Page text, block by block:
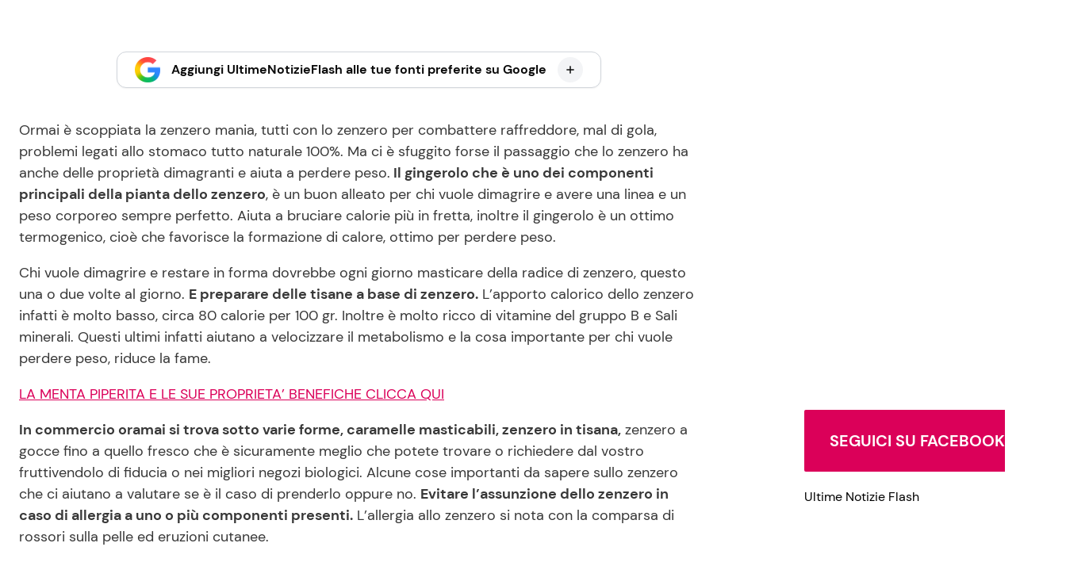
Aggiungi UltimeNotizieFlash alle tue fonti preferite su Google
Ormai è scoppiata la zenzero mania, tutti con lo zenzero per combattere raffreddore, mal di gola,
problemi legati allo stomaco tutto naturale 100%. Ma ci è sfuggito forse il passaggio che lo zenzero ha
anche delle proprietà dimagranti e aiuta a perdere peso. Il gingerolo che è uno dei componenti
principali della pianta dello zenzero, è un buon alleato per chi vuole dimagrire e avere una linea e un
peso corporeo sempre perfetto. Aiuta a bruciare calorie più in fretta, inoltre il gingerolo è un ottimo
termogenico, cioè che favorisce la formazione di calore, ottimo per perdere peso.
Chi vuole dimagrire e restare in forma dovrebbe ogni giorno masticare della radice di zenzero, questo
una o due volte al giorno. E preparare delle tisane a base di zenzero. L’apporto calorico dello zenzero
infatti è molto basso, circa 80 calorie per 100 gr. Inoltre è molto ricco di vitamine del gruppo B e Sali
minerali. Questi ultimi infatti aiutano a velocizzare il metabolismo e la cosa importante per chi vuole
perdere peso, riduce la fame.
LA MENTA PIPERITA E LE SUE PROPRIETA’ BENEFICHE CLICCA QUI
In commercio oramai si trova sotto varie forme, caramelle masticabili, zenzero in tisana, zenzero a
gocce fino a quello fresco che è sicuramente meglio che potete trovare o richiedere dal vostro
fruttivendolo di fiducia o nei migliori negozi biologici. Alcune cose importanti da sapere sullo zenzero
che ci aiutano a valutare se è il caso di prenderlo oppure no. Evitare l’assunzione dello zenzero in
caso di allergia a uno o più componenti presenti. L’allergia allo zenzero si nota con la comparsa di
rossori sulla pelle ed eruzioni cutanee.
SEGUICI SU FACEBOOK
Ultime Notizie Flash